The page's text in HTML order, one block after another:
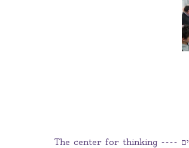
המרכז למשחקי חשיבה ושחמט בירושלים ---- The center for thinking